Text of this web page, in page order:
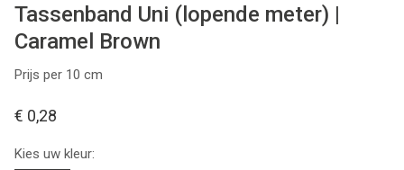
Tassenband Uni (lopende meter) |
Caramel Brown
Prijs per 10 cm
€ 0,28
Kies uw kleur: